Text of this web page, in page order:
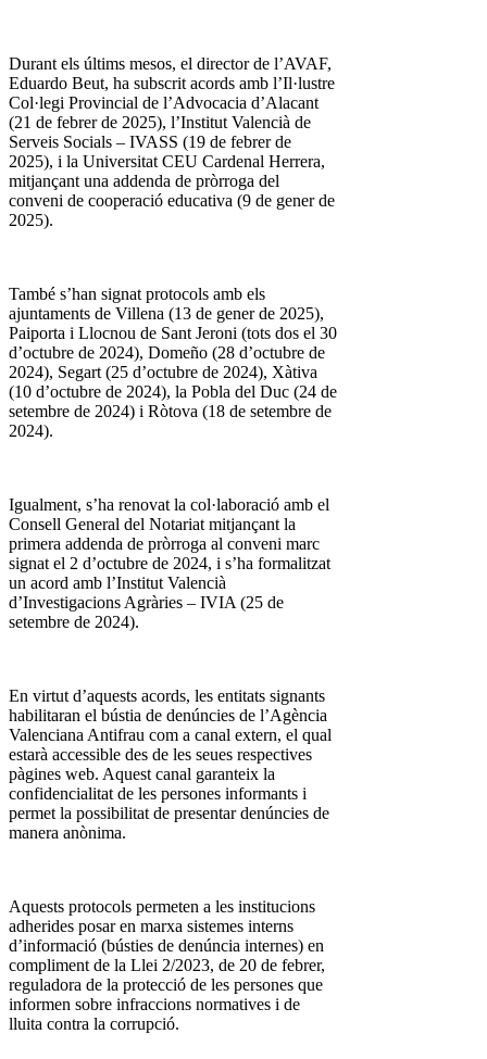
Durant els últims mesos, el director de l’AVAF,
Eduardo Beut, ha subscrit acords amb l’Il·lustre
Col·legi Provincial de l’Advocacia d’Alacant
(21 de febrer de 2025), l’Institut Valencià de
Serveis Socials – IVASS (19 de febrer de
2025), i la Universitat CEU Cardenal Herrera,
mitjançant una addenda de pròrroga del
conveni de cooperació educativa (9 de gener de
2025).
També s’han signat protocols amb els
ajuntaments de Villena (13 de gener de 2025),
Paiporta i Llocnou de Sant Jeroni (tots dos el 30
d’octubre de 2024), Domeño (28 d’octubre de
2024), Segart (25 d’octubre de 2024), Xàtiva
(10 d’octubre de 2024), la Pobla del Duc (24 de
setembre de 2024) i Ròtova (18 de setembre de
2024).
Igualment, s’ha renovat la col·laboració amb el
Consell General del Notariat mitjançant la
primera addenda de pròrroga al conveni marc
signat el 2 d’octubre de 2024, i s’ha formalitzat
un acord amb l’Institut Valencià
d’Investigacions Agràries – IVIA (25 de
setembre de 2024).
En virtut d’aquests acords, les entitats signants
habilitaran el bústia de denúncies de l’Agència
Valenciana Antifrau com a canal extern, el qual
estarà accessible des de les seues respectives
pàgines web. Aquest canal garanteix la
confidencialitat de les persones informants i
permet la possibilitat de presentar denúncies de
manera anònima.
Aquests protocols permeten a les institucions
adherides posar en marxa sistemes interns
d’informació (bústies de denúncia internes) en
compliment de la Llei 2/2023, de 20 de febrer,
reguladora de la protecció de les persones que
informen sobre infraccions normatives i de
lluita contra la corrupció.